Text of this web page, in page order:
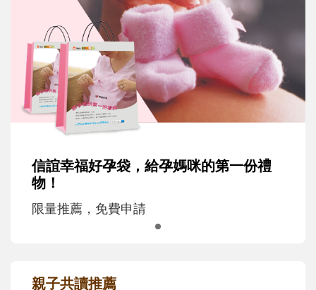
信誼幸福好孕袋，給孕媽咪的第一份禮
物！
限量推薦，免費申請
親子共讀推薦